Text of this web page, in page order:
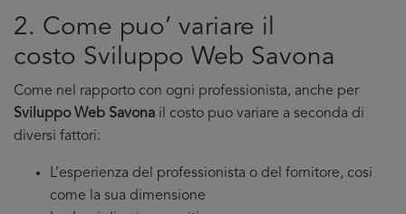
2. Come puo’ variare il
costo Sviluppo Web Savona
Come nel rapporto con ogni professionista, anche per
Sviluppo Web Savona il costo puo variare a seconda di
diversi fattori:
L’esperienza del professionista o del fornitore, cosi
come la sua dimensione